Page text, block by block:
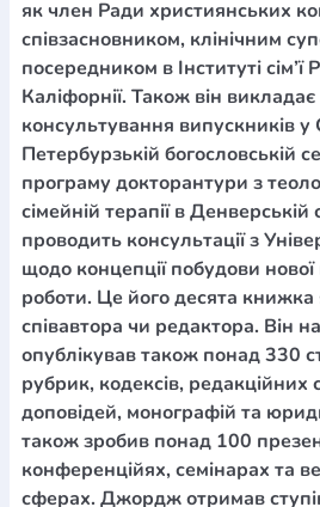
як член Ради християнських
співзасновником, клінічним
посередником в Інституті сім’ї
Каліфорнії. Також він
консультування випускників у
Петербурзькій богословській
програму докторантури з
сімейній терапії в Денверській
проводить консультації з
щодо концепції побудови
роботи. Це його десята книжка
співавтора чи редактора. Він
опублікував також понад 330
рубрик, кодексів, редакційних
доповідей, монографій та
також зробив понад 100
конференційях, семінарах та
сферах. Джордж отримав